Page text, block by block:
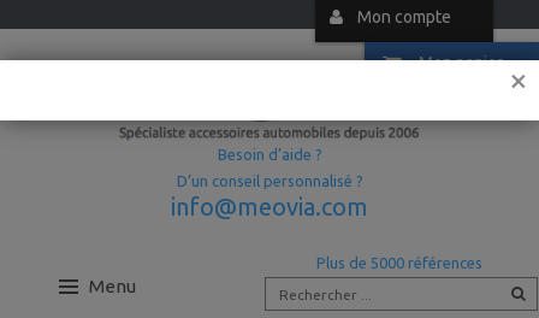
×
Mon compte
Mon panier
Besoin d’aide ?
D’un conseil personnalisé ?
info@meovia.com
Menu
Plus de 5000 références